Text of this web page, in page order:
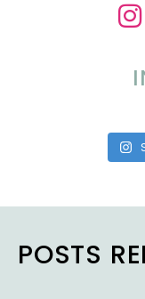
POSTS